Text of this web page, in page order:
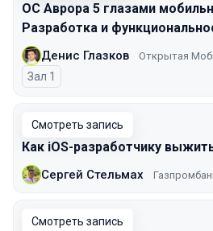
ОС Аврора 5 глазами
Разработка и
Денис Глазков Открытая
Зал 1
Смотреть запись
Как iOS-разработчику
Сергей Стельмах
Смотреть запись